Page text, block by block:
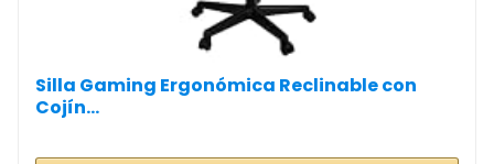
Silla Gaming Ergonómica Reclinable con
Cojín...